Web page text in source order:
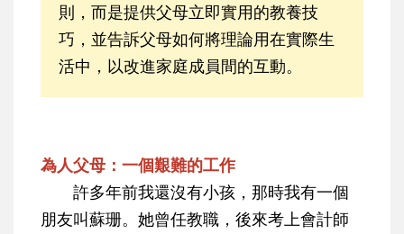
則，而是提供父母立即實用的教養技
巧，並告訴父母如何將理論用在實際生
活中，以改進家庭成員間的互動。
為人父母：一個艱難的工作
許多年前我還沒有小孩，那時我有一個
朋友叫蘇珊。她曾任教職，後來考上會計師